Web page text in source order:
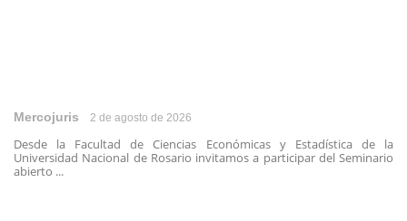
Mercojuris 2 de agosto de 2026
Desde la Facultad de Ciencias Económicas y Estadística de la
Universidad Nacional de Rosario invitamos a participar del Seminario
abierto ...